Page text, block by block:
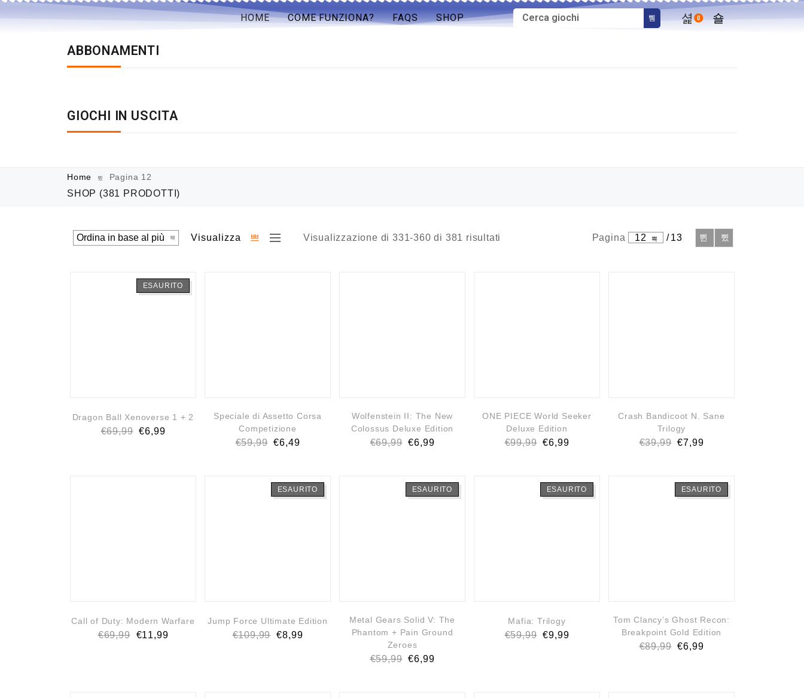
HOME COME FUNZIONA? FAQS SHOP 0
ABBONAMENTI
GIOCHI IN USCITA
Home Pagina 12
SHOP (381 PRODOTTI)
Visualizza Visualizzazione di 331-360 di 381 risultati Pagina 12 / 13
ESAURITO
Dragon Ball Xenoverse 1 + 2
€69,99 €6,99
Speciale di Assetto Corsa
Competizione
€59,99 €6,49
Wolfenstein II: The New
Colossus Deluxe Edition
€69,99 €6,99
ONE PIECE World Seeker
Deluxe Edition
€99,99 €6,99
Crash Bandicoot N. Sane
Trilogy
€39,99 €7,99
Call of Duty: Modern Warfare
€69,99 €11,99
ESAURITO
Jump Force Ultimate Edition
€109,99 €8,99
ESAURITO
Metal Gears Solid V: The
Phantom + Pain Ground
Zeroes
€59,99 €6,99
ESAURITO
Mafia: Trilogy
€59,99 €9,99
ESAURITO
Tom Clancy’s Ghost Recon:
Breakpoint Gold Edition
€89,99 €6,99